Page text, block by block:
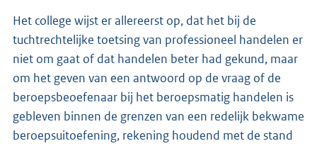
Het college wijst er allereerst op, dat het bij de
tuchtrechtelijke toetsing van professioneel handelen er
niet om gaat of dat handelen beter had gekund, maar
om het geven van een antwoord op de vraag of de
beroepsbeoefenaar bij het beroepsmatig handelen is
gebleven binnen de grenzen van een redelijk bekwame
beroepsuitoefening, rekening houdend met de stand